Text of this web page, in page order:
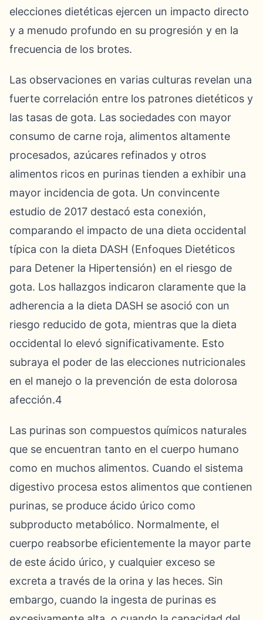
elecciones dietéticas ejercen un impacto directo
y a menudo profundo en su progresión y en la
frecuencia de los brotes.
Las observaciones en varias culturas revelan una
fuerte correlación entre los patrones dietéticos y
las tasas de gota. Las sociedades con mayor
consumo de carne roja, alimentos altamente
procesados, azúcares refinados y otros
alimentos ricos en purinas tienden a exhibir una
mayor incidencia de gota. Un convincente
estudio de 2017 destacó esta conexión,
comparando el impacto de una dieta occidental
típica con la dieta DASH (Enfoques Dietéticos
para Detener la Hipertensión) en el riesgo de
gota. Los hallazgos indicaron claramente que la
adherencia a la dieta DASH se asoció con un
riesgo reducido de gota, mientras que la dieta
occidental lo elevó significativamente. Esto
subraya el poder de las elecciones nutricionales
en el manejo o la prevención de esta dolorosa
afección.4
Las purinas son compuestos químicos naturales
que se encuentran tanto en el cuerpo humano
como en muchos alimentos. Cuando el sistema
digestivo procesa estos alimentos que contienen
purinas, se produce ácido úrico como
subproducto metabólico. Normalmente, el
cuerpo reabsorbe eficientemente la mayor parte
de este ácido úrico, y cualquier exceso se
excreta a través de la orina y las heces. Sin
embargo, cuando la ingesta de purinas es